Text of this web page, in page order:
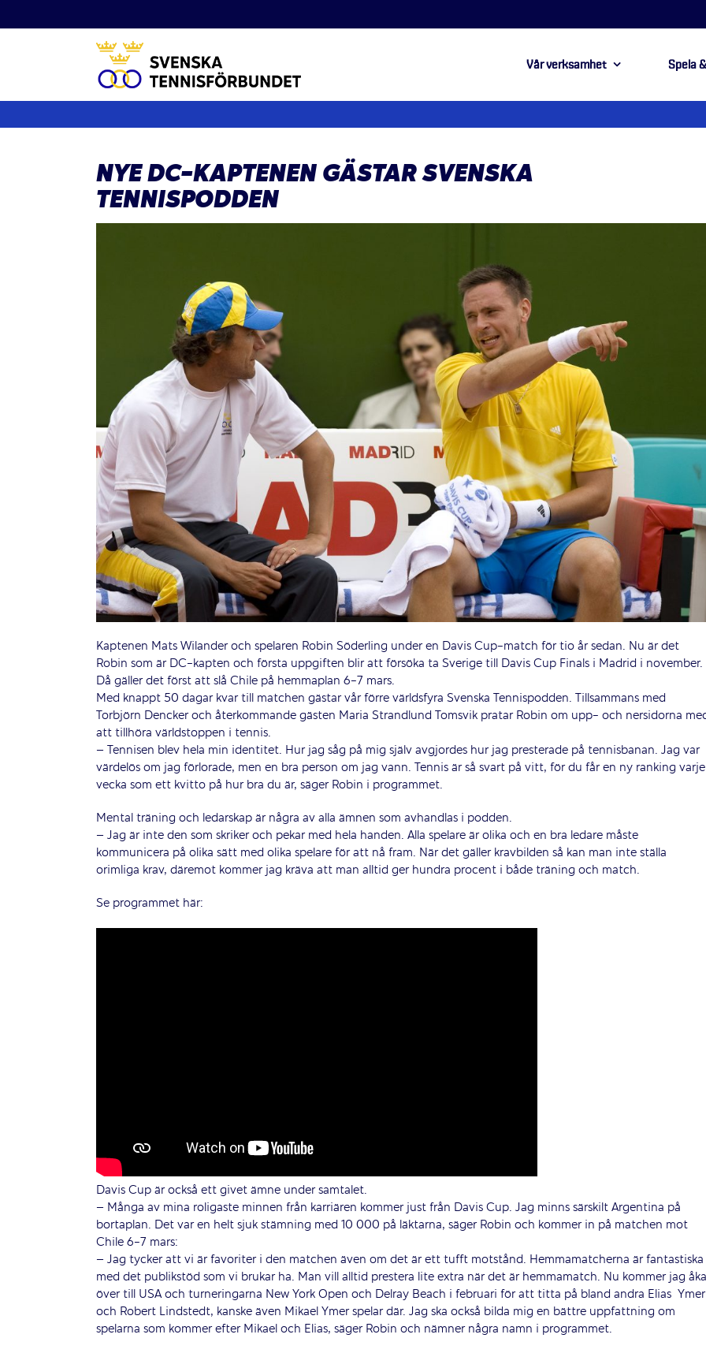
till
Vår verksamhet Spela
NYE DC-KAPTENEN GÄSTAR SVENSKA
TENNISPODDEN
Kaptenen Mats Wilander och spelaren Robin Söderling under en Davis Cup-match för tio år sedan. Nu är det
Robin som är DC-kapten och första uppgiften blir att försöka ta Sverige till Davis Cup Finals i Madrid i november.
Då gäller det först att slå Chile på hemmaplan 6-7 mars.
Med knappt 50 dagar kvar till matchen gästar vår förre världsfyra Svenska Tennispodden. Tillsammans med
Torbjörn Dencker och återkommande gästen Maria Strandlund Tomsvik pratar Robin om upp- och nersidorna
att tillhöra världstoppen i tennis.
– Tennisen blev hela min identitet. Hur jag såg på mig själv avgjordes hur jag presterade på tennisbanan. Jag var
värdelös om jag förlorade, men en bra person om jag vann. Tennis är så svart på vitt, för du får en ny ranking varje
vecka som ett kvitto på hur bra du är, säger Robin i programmet.
Mental träning och ledarskap är några av alla ämnen som avhandlas i podden.
– Jag är inte den som skriker och pekar med hela handen. Alla spelare är olika och en bra ledare måste
kommunicera på olika sätt med olika spelare för att nå fram. När det gäller kravbilden så kan man inte ställa
orimliga krav, däremot kommer jag kräva att man alltid ger hundra procent i både träning och match.
Se programmet här:
Davis Cup är också ett givet ämne under samtalet.
– Många av mina roligaste minnen från karriären kommer just från Davis Cup. Jag minns särskilt Argentina på
bortaplan. Det var en helt sjuk stämning med 10 000 på läktarna, säger Robin och kommer in på matchen mot
Chile 6-7 mars:
– Jag tycker att vi är favoriter i den matchen även om det är ett tufft motstånd. Hemmamatcherna är fantastiska
med det publikstöd som vi brukar ha. Man vill alltid prestera lite extra när det är hemmamatch. Nu kommer jag åka
över till USA och turneringarna New York Open och Delray Beach i februari för att titta på bland andra Elias Ymer
och Robert Lindstedt, kanske även Mikael Ymer spelar där. Jag ska också bilda mig en bättre uppfattning om
spelarna som kommer efter Mikael och Elias, säger Robin och nämner några namn i programmet.